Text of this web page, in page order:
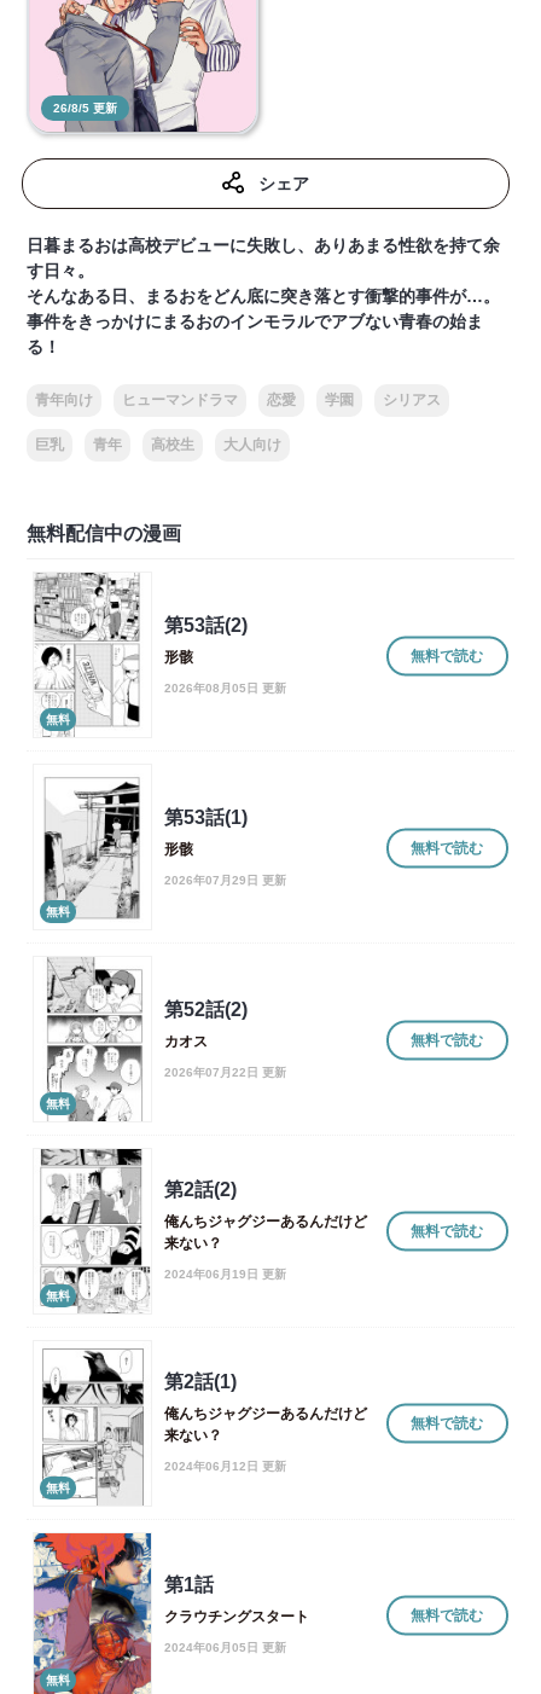
26/8/5 更新
シェア
日暮まるおは高校デビューに失敗し、ありあまる性欲を持て余
す日々。
そんなある日、まるおをどん底に突き落とす衝撃的事件が…。
事件をきっかけにまるおのインモラルでアブない青春の始ま
る！
青年向け ヒューマンドラマ 恋愛 学園 シリアス
巨乳 青年 高校生 大人向け
無料配信中の漫画
無料
第53話(2)
形骸
2026年08月05日 更新
無料で読む
無料
第53話(1)
形骸
2026年07月29日 更新
無料で読む
無料
第52話(2)
カオス
2026年07月22日 更新
無料で読む
無料
第2話(2)
俺んちジャグジーあるんだけど
来ない？
2024年06月19日 更新
無料で読む
無料
第2話(1)
俺んちジャグジーあるんだけど
来ない？
2024年06月12日 更新
無料で読む
無料
第1話
クラウチングスタート
2024年06月05日 更新
無料で読む